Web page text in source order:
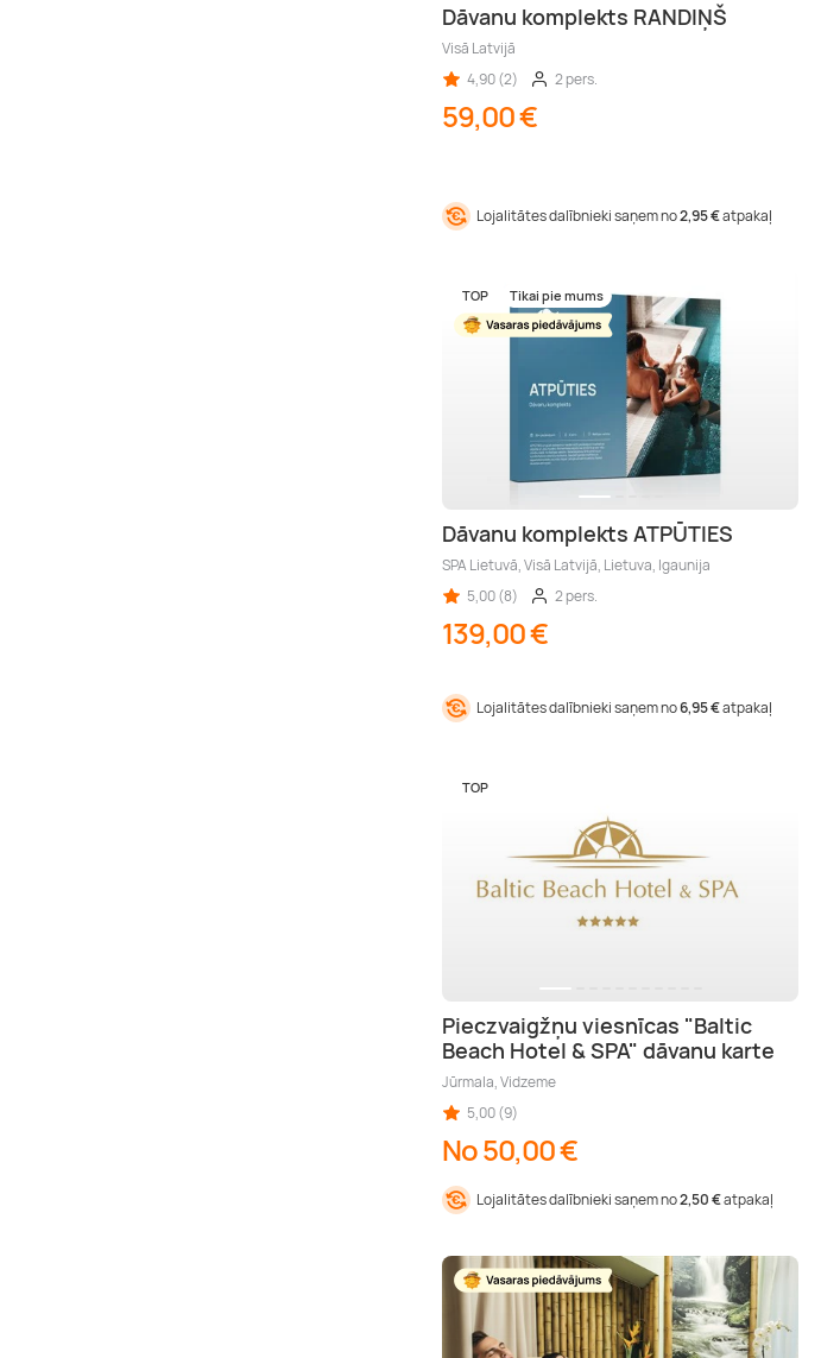
Dāvanu komplekts RANDIŅŠ
Visā Latvijā
4,90 (2)
2 pers.
59,00 €
Lojalitātes dalībnieki saņem no2,95 €atpakaļ
TOP Tikai pie mums
Dāvanu komplekts ATPŪTIES
SPA Lietuvā, Visā Latvijā, Lietuva, Igaunija
5,00 (8)
2 pers.
139,00 €
Lojalitātes dalībnieki saņem no6,95 €atpakaļ
TOP
Pieczvaigžņu viesnīcas "Baltic
Beach Hotel & SPA" dāvanu karte
Jūrmala, Vidzeme
5,00 (9)
No 50,00 €
Lojalitātes dalībnieki saņem no2,50 €atpakaļ